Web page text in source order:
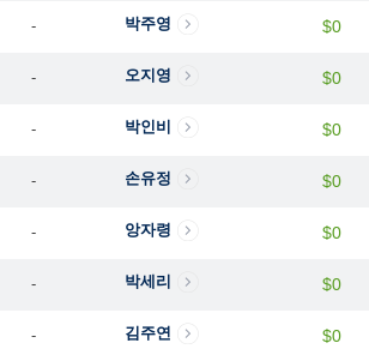
- 박주영 $0
- 오지영 $0
- 박인비 $0
- 손유정 $0
- 앙자령 $0
- 박세리 $0
- 김주연 $0